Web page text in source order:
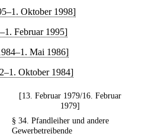
Oktober 1998]
Februar 1995]
Mai 1986]
Oktober 1984]
[13. Februar 1979/16. Februar
1979]
§ 34. Pfandleiher und andere
Gewerbetreibende